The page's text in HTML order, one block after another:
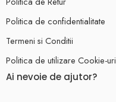
Politica de confidentialitate
Termeni si Conditii
Politica de utilizare Cookie-uri
Ai nevoie de ajutor?